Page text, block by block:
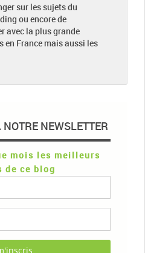
sur les sujets du
ou encore de
avec la plus grande
en France mais aussi les
NEWSLETTER
mois les meilleurs
de ce blog